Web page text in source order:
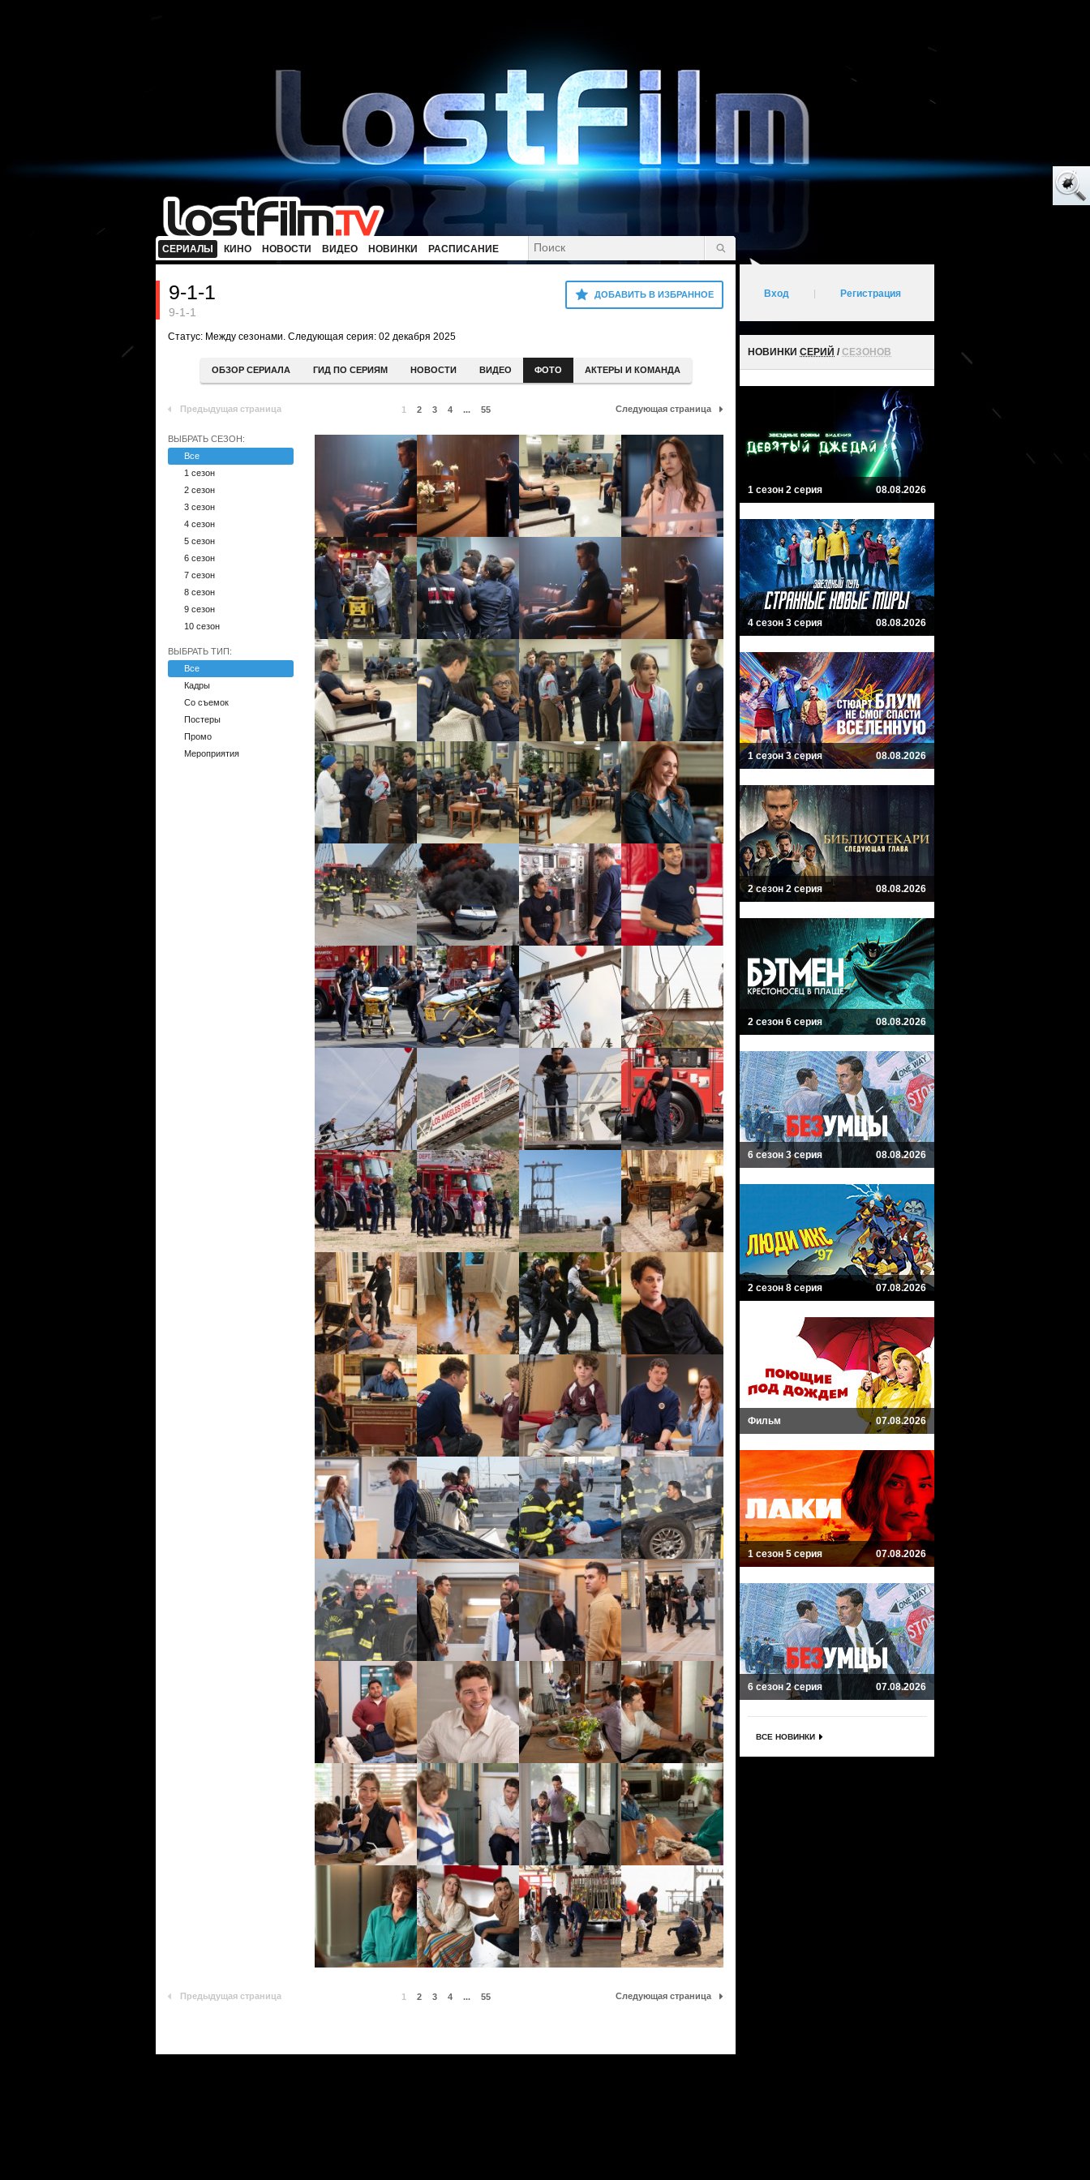
СЕРИАЛЫ КИНО НОВОСТИ ВИДЕО НОВИНКИ РАСПИСАНИЕ
ДОБАВИТЬ В ИЗБРАННОЕ
9-1-1
9-1-1
Статус: Между сезонами. Следующая серия: 02 декабря 2025
ОБЗОР СЕРИАЛА ГИД ПО СЕРИЯМ НОВОСТИ ВИДЕО ФОТО АКТЕРЫ И КОМАНДА
Предыдущая страница 1 2 3 4 ... 55 Следующая страница
ВЫБРАТЬ СЕЗОН:
Все
1 сезон
2 сезон
3 сезон
4 сезон
5 сезон
6 сезон
7 сезон
8 сезон
9 сезон
10 сезон
ВЫБРАТЬ ТИП:
Все
Кадры
Со съемок
Постеры
Промо
Мероприятия
Предыдущая страница 1 2 3 4 ... 55 Следующая страница
Вход Регистрация
НОВИНКИ СЕРИЙ /СЕЗОНОВ
1 сезон 2 серия 08.08.2026
4 сезон 3 серия 08.08.2026
1 сезон 3 серия 08.08.2026
2 сезон 2 серия 08.08.2026
2 сезон 6 серия 08.08.2026
6 сезон 3 серия 08.08.2026
2 сезон 8 серия 07.08.2026
Фильм 07.08.2026
1 сезон 5 серия 07.08.2026
6 сезон 2 серия 07.08.2026
ВСЕ НОВИНКИ